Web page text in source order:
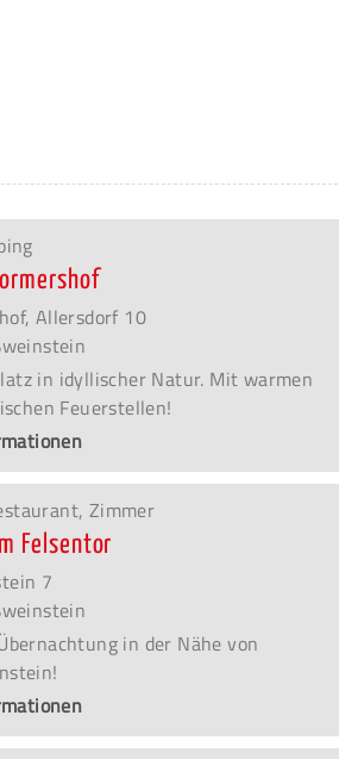
Allersdorf 10
in idyllischer Natur. Mit warmen
Feuerstellen!
Zimmer
Felsentor
7
in der Nähe von